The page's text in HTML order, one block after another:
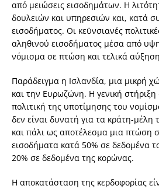
από μειώσεις εισοδημάτων. Η
δουλειών και υπηρεσιών και, κατά
εισοδήματος. Οι κεϋνσιανές
αληθινού εισοδήματος μέσα από
νόμισμα σε πτώση και τελικά
Παράδειγμα η Ισλανδία, μια μικρή
και την Ευρωζώνη. Η γενική
πολιτική της υποτίμησης του
δεν είναι δυνατή για τα κράτη-μέλη
και πάλι ως αποτέλεσμα μια πτώση
εισοδήματα κατά 50% σε δεδομένα
20% σε δεδομένα της κορώνας.
Η αποκατάσταση της κερδοφορίας